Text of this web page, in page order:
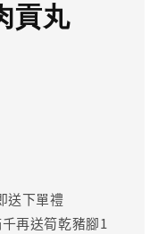
貢丸
送下單禮
再送筍乾豬腳1